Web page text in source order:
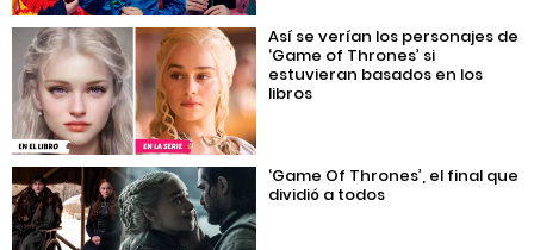
Así se verían los personajes de
‘Game of Thrones’ si
estuvieran basados en los
libros
‘Game Of Thrones’, el final que
dividió a todos